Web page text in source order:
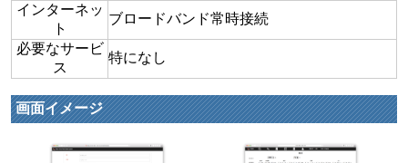
インターネッ
ト
ブロードバンド常時接続
必要なサービ
ス
特になし
画面イメージ